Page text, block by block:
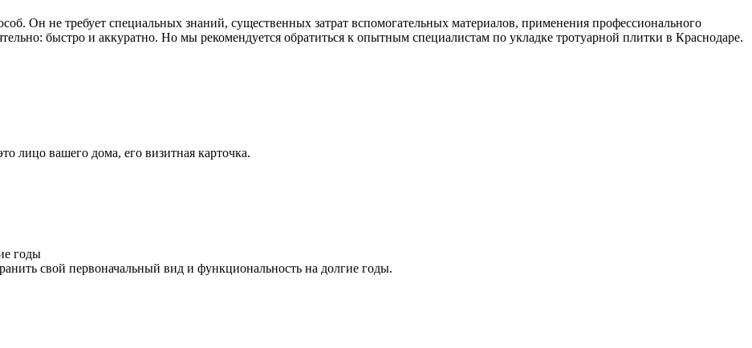
Он не требует специальных знаний, существенных затрат вспомогательных материалов, применения профессионального
быстро и аккуратно. Но мы рекомендуется обратиться к опытным специалистам по укладке тротуарной плитки в Краснодаре.
лицо вашего дома, его визитная карточка.
годы
свой первоначальный вид и функциональность на долгие годы.